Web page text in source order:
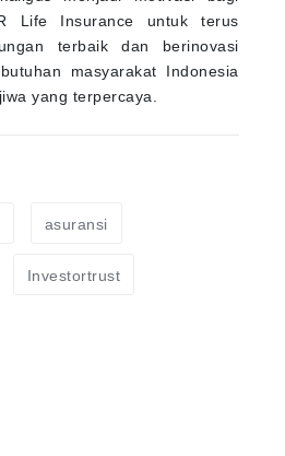
Life Insurance untuk terus
terbaik dan berinovasi
masyarakat Indonesia
yang terpercaya.
asuransi
Investortrust